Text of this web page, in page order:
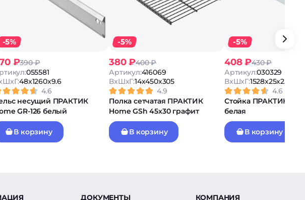
-5%
₽390 ₽
055581
48x1260x9.6
4.6
несущий ПРАКТИК
GR-126 белый
В корзину
-5%
380 ₽400 ₽
Артикул:416069
ВxШxГ:14x450x305
4.9
Полка сетчатая ПРАКТИК
Home GSh 45х30 графит
В корзину
-5%
408 ₽430 ₽
Артикул:030329
ВxШxГ:1528x25x25
4.6
Стойка ПРАКТИК
белая
В корзину
ДОКУМЕНТЫ КОМПАНИЯ